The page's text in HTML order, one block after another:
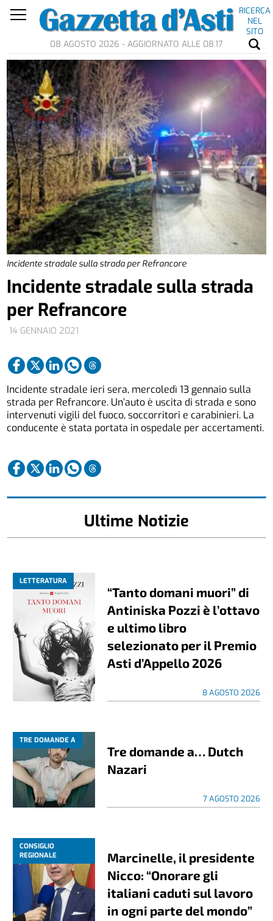
RICERCA
NEL
SITO
08 AGOSTO 2026 - AGGIORNATO ALLE 08.17
Incidente stradale sulla strada per Refrancore
14 GENNAIO 2021
Incidente stradale sulla strada
per Refrancore
Incidente stradale ieri sera, mercoledì 13 gennaio sulla
strada per Refrancore. Un’auto è uscita di strada e sono
intervenuti vigili del fuoco, soccorritori e carabinieri. La
conducente è stata portata in ospedale per accertamenti.
Ultime Notizie
LETTERATURA
“Tanto domani muori” di
Antiniska Pozzi è l’ottavo
e ultimo libro
selezionato per il Premio
Asti d’Appello 2026
8 AGOSTO 2026
TRE DOMANDE A
Tre domande a… Dutch
Nazari
7 AGOSTO 2026
CONSIGLIO
REGIONALE
Marcinelle, il presidente
Nicco: “Onorare gli
italiani caduti sul lavoro
in ogni parte del mondo”